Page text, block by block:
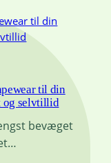
til din
og selvtillid
bevæget